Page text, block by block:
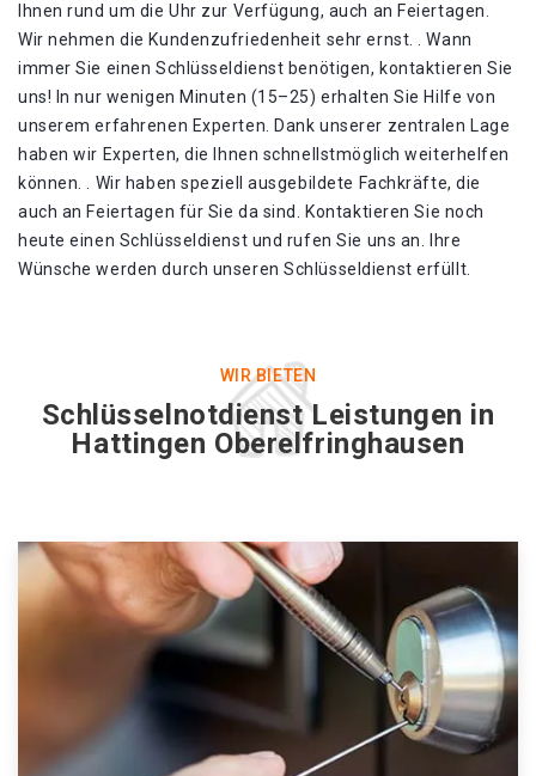
Ihnen rund um die Uhr zur Verfügung, auch an Feiertagen.
Wir nehmen die Kundenzufriedenheit sehr ernst. . Wann
immer Sie einen Schlüsseldienst benötigen, kontaktieren Sie
uns! In nur wenigen Minuten (15–25) erhalten Sie Hilfe von
unserem erfahrenen Experten. Dank unserer zentralen Lage
haben wir Experten, die Ihnen schnellstmöglich weiterhelfen
können. . Wir haben speziell ausgebildete Fachkräfte, die
auch an Feiertagen für Sie da sind. Kontaktieren Sie noch
heute einen Schlüsseldienst und rufen Sie uns an. Ihre
Wünsche werden durch unseren Schlüsseldienst erfüllt.
WIR BIETEN
Schlüsselnotdienst Leistungen in
Hattingen Oberelfringhausen